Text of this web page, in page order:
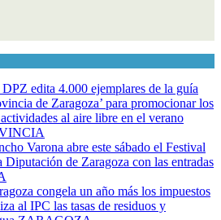
edita 4.000 ejemplares de la guía
de Zaragoza’ para promocionar los
al aire libre en el verano
Varona abre este sábado el Festival
Diputación de Zaragoza con las entradas
congela un año más los impuestos
al IPC las tasas de residuos y